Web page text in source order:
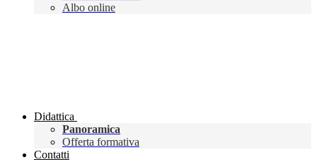
Albo online
Didattica
Panoramica
Offerta formativa
Contatti